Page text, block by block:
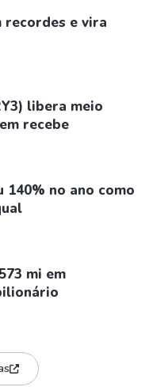
recordes e vira
libera meio
recebe
140% no ano como
mi em